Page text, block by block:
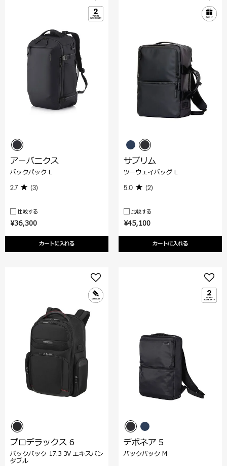
¥36,300
カートに入れる
アーバニクス
バックパック L
2.7 (3)
比較する
¥45,100
カートに入れる
サブリム
ツーウェイバッグ L
5.0 (2)
比較する
プロデラックス 6
バックパック 17.3 3V エキスパン
ダブル
デボネア 5
バックパック M